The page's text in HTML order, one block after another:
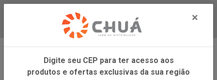
Baixe já nosso APP
0
×
Digite seu CEP para ter acesso aos
produtos e ofertas exclusivas da sua região